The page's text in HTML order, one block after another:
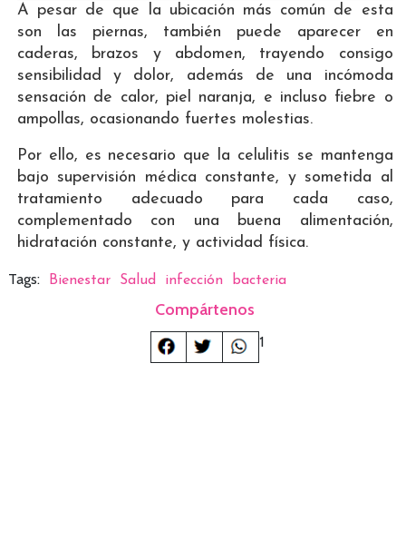
A pesar de que la ubicación más común de esta
son las piernas, también puede aparecer en
caderas, brazos y abdomen, trayendo consigo
sensibilidad y dolor, además de una incómoda
sensación de calor, piel naranja, e incluso fiebre o
ampollas, ocasionando fuertes molestias.
Por ello, es necesario que la celulitis se mantenga
bajo supervisión médica constante, y sometida al
tratamiento adecuado para cada caso,
complementado con una buena alimentación,
hidratación constante, y actividad física.
Tags: Bienestar Salud infección bacteria
Compártenos
1